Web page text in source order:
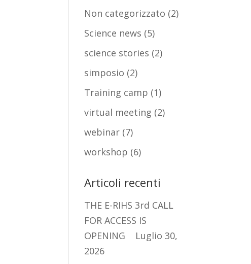
Non categorizzato (2)
Science news (5)
science stories (2)
simposio (2)
Training camp (1)
virtual meeting (2)
webinar (7)
workshop (6)
Articoli recenti
THE E-RIHS 3rd CALL
FOR ACCESS IS
OPENING
Luglio 30,
2026